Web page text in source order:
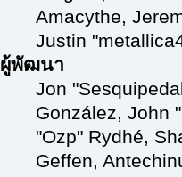
Amacythe,
Justin
ผู้พัฒนา
Jon
González, John
"Ozp" Rydhé,
Geffen,